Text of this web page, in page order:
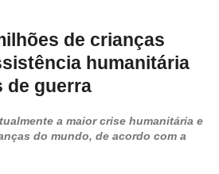
de crianças
humanitária
de guerra
a maior crise humanitária e
do mundo, de acordo com a